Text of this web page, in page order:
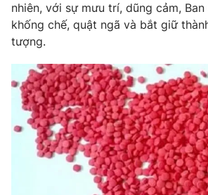
VTV Money VTV
VTV Sức khoẻ
Thị trường 24h Tấm
VTV4 Vươn
VTV8
nhiên, với sự mưu trí, dũng cảm, Ban
khống chế, quật ngã và bắt giữ
tượng.